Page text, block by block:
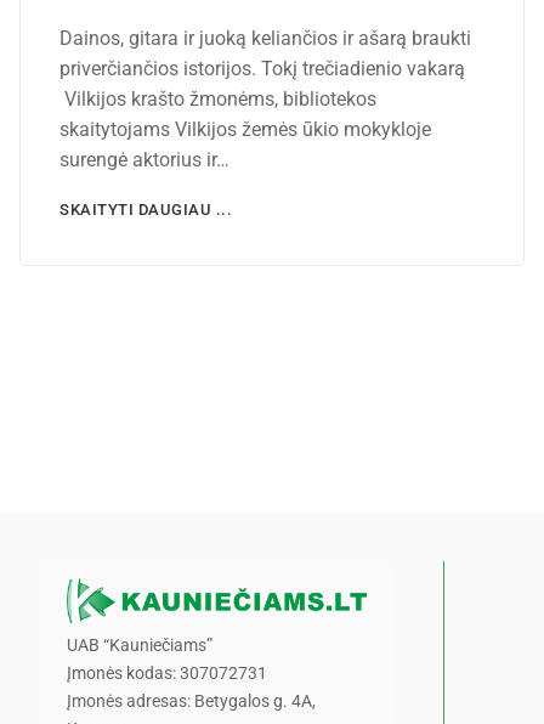
Dainos, gitara ir juoką keliančios ir ašarą braukti
priverčiančios istorijos. Tokį trečiadienio vakarą
Vilkijos krašto žmonėms, bibliotekos
skaitytojams Vilkijos žemės ūkio mokykloje
surengė aktorius ir…
SKAITYTI DAUGIAU ...
UAB “Kauniečiams”
Įmonės kodas: 307072731
Įmonės adresas: Betygalos g. 4A,